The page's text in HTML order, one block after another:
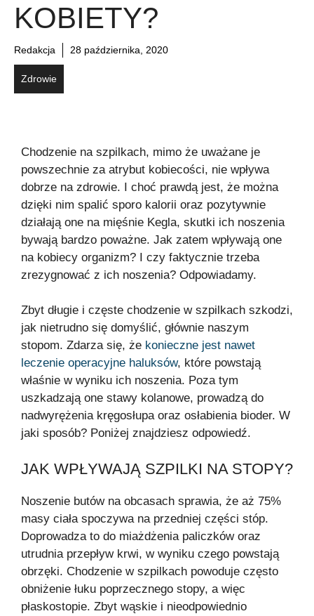
KOBIETY?
Redakcja 28 października, 2020
Zdrowie
Chodzenie na szpilkach, mimo że uważane je
powszechnie za atrybut kobiecości, nie wpływa
dobrze na zdrowie. I choć prawdą jest, że można
dzięki nim spalić sporo kalorii oraz pozytywnie
działają one na mięśnie Kegla, skutki ich noszenia
bywają bardzo poważne. Jak zatem wpływają one
na kobiecy organizm? I czy faktycznie trzeba
zrezygnować z ich noszenia? Odpowiadamy.
Zbyt długie i częste chodzenie w szpilkach szkodzi,
jak nietrudno się domyślić, głównie naszym
stopom. Zdarza się, że konieczne jest nawet
leczenie operacyjne haluksów, które powstają
właśnie w wyniku ich noszenia. Poza tym
uszkadzają one stawy kolanowe, prowadzą do
nadwyrężenia kręgosłupa oraz osłabienia bioder. W
jaki sposób? Poniżej znajdziesz odpowiedź.
JAK WPŁYWAJĄ SZPILKI NA STOPY?
Noszenie butów na obcasach sprawia, że aż 75%
masy ciała spoczywa na przedniej części stóp.
Doprowadza to do miażdżenia paliczków oraz
utrudnia przepływ krwi, w wyniku czego powstają
obrzęki. Chodzenie w szpilkach powoduje często
obniżenie łuku poprzecznego stopy, a więc
płaskostopie. Zbyt wąskie i nieodpowiednio